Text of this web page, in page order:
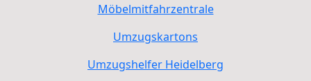
Möbelmitfahrzentrale
Umzugskartons
Umzugshelfer Heidelberg